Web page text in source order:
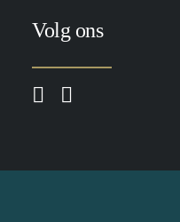
Volg ons